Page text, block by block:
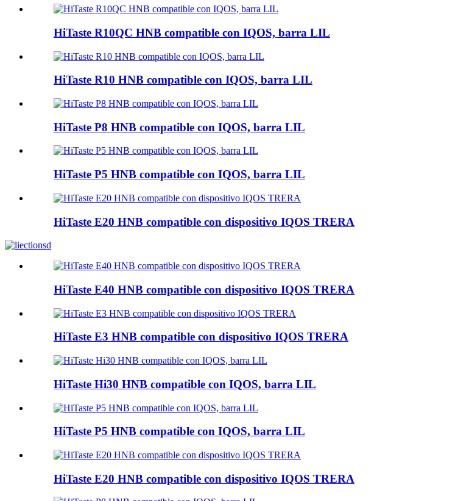
HiTaste R10QC HNB compatible con IQOS, barra LIL
HiTaste R10 HNB compatible con IQOS, barra LIL
HiTaste P8 HNB compatible con IQOS, barra LIL
HiTaste P5 HNB compatible con IQOS, barra LIL
HiTaste E20 HNB compatible con dispositivo IQOS TRERA
HiTaste E40 HNB compatible con dispositivo IQOS TRERA
HiTaste E3 HNB compatible con dispositivo IQOS TRERA
HiTaste Hi30 HNB compatible con IQOS, barra LIL
HiTaste P5 HNB compatible con IQOS, barra LIL
HiTaste E20 HNB compatible con dispositivo IQOS TRERA